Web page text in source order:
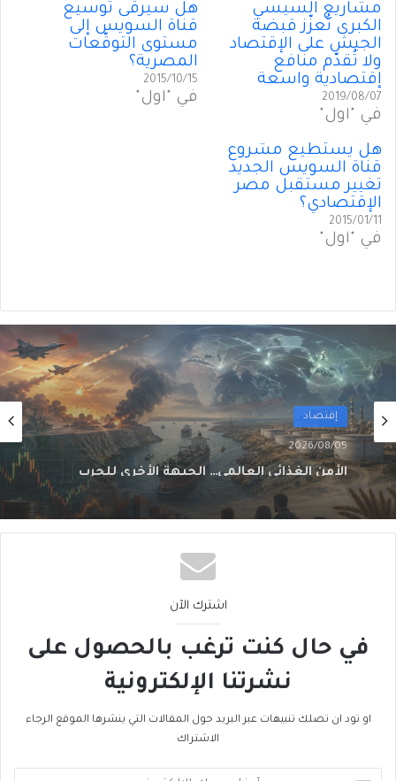
مشاريع السيسي
الكبرى تُعزّز قبضة
الجيش على الإقتصاد
ولا تُقدّم منافع
إقتصادية واسعة
2019/08/07
في "أول"
هل سيرقى توسيع
قناة السويس إلى
مستوى التوقّعات
المصرية؟
2015/10/15
في "أول"
هل يستطيع مشروع
قناة السويس الجديد
تغيير مستقبل مصر
الإقتصادي؟
2015/01/11
في "أول"
أول
2026/08/02
من الغاز إلى الجغرافيا السياسية… ماذا يُغيّرُ خط
نيجيريا–المغرب؟
اشترك الآن
في حال كنت ترغب بالحصول على
نشرتنا الإلكترونية
او تود ان تصلك تنبيهات عبر البريد حول المقالات التي ينشرها الموقع الرجاء
الاشتراك